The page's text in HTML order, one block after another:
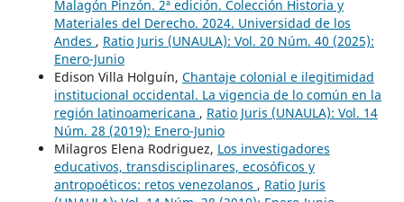
Malagón Pinzón. 2ª edición. Colección Historia y
Materiales del Derecho. 2024. Universidad de los
Andes , Ratio Juris (UNAULA): Vol. 20 Núm. 40 (2025):
Enero-Junio
Edison Villa Holguín, Chantaje colonial e ilegitimidad
institucional occidental. La vigencia de lo común en la
región latinoamericana , Ratio Juris (UNAULA): Vol. 14
Núm. 28 (2019): Enero-Junio
Milagros Elena Rodriguez, Los investigadores
educativos, transdisciplinares, ecosóficos y
antropoéticos: retos venezolanos , Ratio Juris